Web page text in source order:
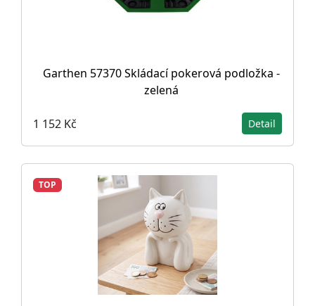
Garthen 57370 Skládací pokerová podložka -
zelená
1 152 Kč Detail
TOP